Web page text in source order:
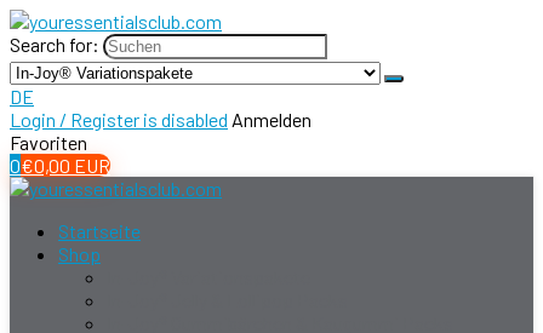
Search for:
DE
Login / Register is disabled Anmelden
Favoriten
0€0,00 EUR
Startseite
Shop